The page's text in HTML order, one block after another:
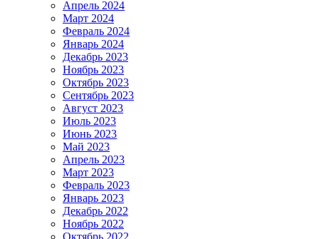
Апрель 2024
Март 2024
Февраль 2024
Январь 2024
Декабрь 2023
Ноябрь 2023
Октябрь 2023
Сентябрь 2023
Август 2023
Июль 2023
Июнь 2023
Май 2023
Апрель 2023
Март 2023
Февраль 2023
Январь 2023
Декабрь 2022
Ноябрь 2022
Октябрь 2022